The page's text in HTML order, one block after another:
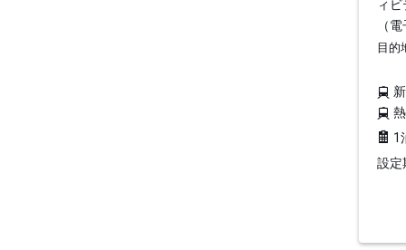
ィ
（
目的
1
設